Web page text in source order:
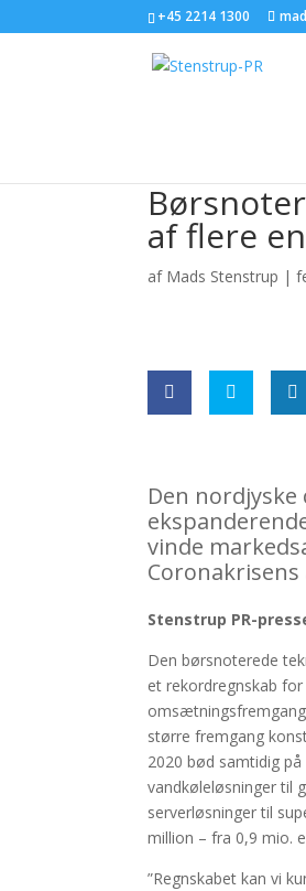
+45 2214 1300
af flere
af Mads Stenstrup |
Den
vinde
Stenstrup PR-
Den børsnoterede
et rekordregnskab
omsætningsfremgang
større fremgang
2020 bød samtidig
vandkøleløsninger til
serverløsninger til
million – fra 0,9 mio.
”Regnskabet kan vi